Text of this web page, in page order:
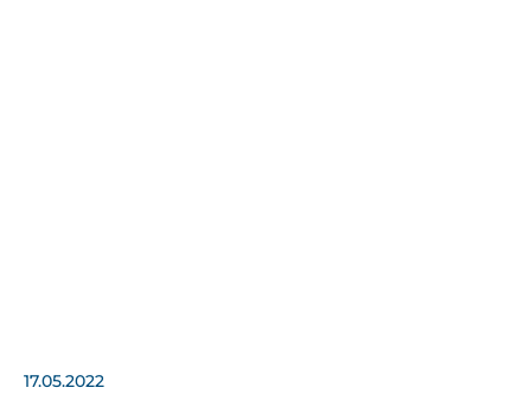
17.05.2022